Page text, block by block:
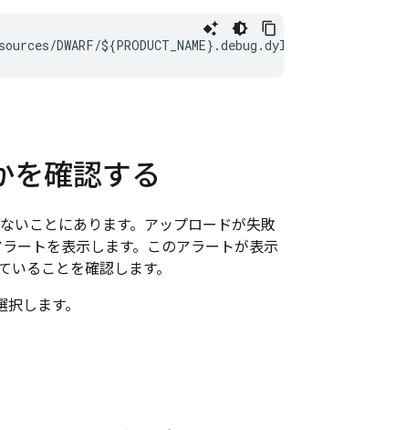
DWARF/${PRODUCT_NAME}.debug.dylib
を確認する
いことにあります。アップロードが失敗
ートを表示します。このアラートが表示
ることを確認します。
します。